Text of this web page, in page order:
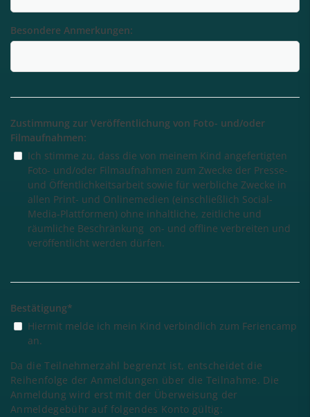
Besondere Anmerkungen:
Zustimmung zur Veröffentlichung von Foto- und/oder
Filmaufnahmen:
Ich stimme zu, dass die von meinem Kind angefertigten
Foto- und/oder Filmaufnahmen zum Zwecke der Presse-
und Öffentlichkeitsarbeit sowie für werbliche Zwecke in
allen Print- und Onlinemedien (einschließlich Social-
Media-Plattformen) ohne inhaltliche, zeitliche und
räumliche Beschränkung on- und offline verbreiten und
veröffentlicht werden dürfen.
Bestätigung*
Hiermit melde ich mein Kind verbindlich zum Feriencamp
an.
Da die Teilnehmerzahl begrenzt ist, entscheidet die
Reihenfolge der Anmeldungen über die Teilnahme. Die
Anmeldung wird erst mit der Überweisung der
Anmeldegebühr auf folgendes Konto gültig: